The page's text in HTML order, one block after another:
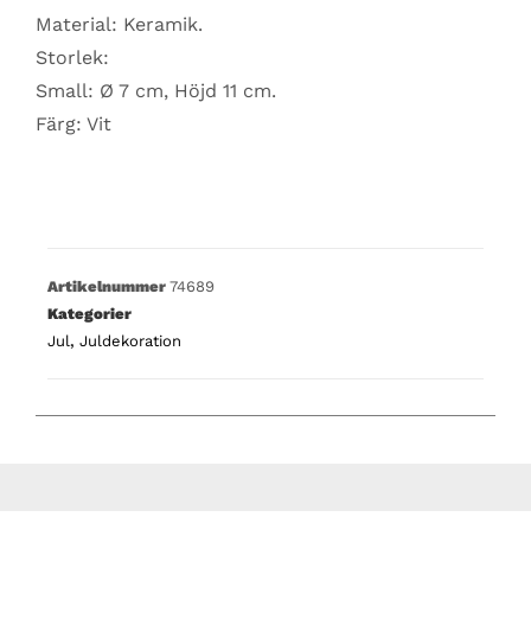
Material: Keramik.
Storlek:
Small: Ø 7 cm, Höjd 11 cm.
Färg: Vit
Artikelnummer 74689
Kategorier
Jul, Juldekoration